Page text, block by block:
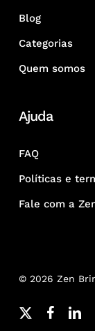
Blog
Categorias
Quem somos
Ajuda
FAQ
Políticas e
Fale com a
© 2026 Zen
x-
facebook